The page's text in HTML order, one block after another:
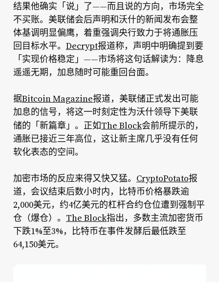
结果他确实「说」了——而且说的方向，市场完全
不买账。美联储会后声明和沃什的新闻发布会整
体基调明显偏鹰，着重强调央行致力于将通胀压
回目标水平。 Decrypt报道称，声明中明确提到要
「实现价格稳定」——市场将这句话解读为：降息
遥遥无期，加息随时可能重回台面。
据Bitcoin Magazine报道，美联储正式发出可能
加息的信号，将这一时刻定性为沃什领导下美联
储的 「新篇章」 。正如The Block会前所提示的，
通胀已接近三年高位，这让新主席几乎没有任何
软化表态的空间。
加密市场的反应来得又快又猛。 CryptoPotato报
道，会议结束后数小时内，比特币价格暴跌逾
2,000美元，约4亿美元的杠杆合约仓位遭到强制平
仓（爆仓）。 The Block指出，多数主流加密货币
下跌1%至3%，比特币在事件发酵后最低跌至
64,150美元。